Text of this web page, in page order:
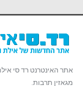
אתר האינטרנט רד סי
מגאזין תרבות.